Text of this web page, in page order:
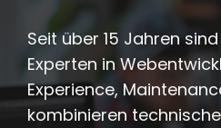
Seit über 15 Jahren
Experten in
Experience,
kombinieren